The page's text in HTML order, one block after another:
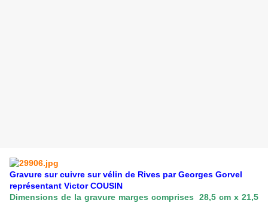
Gravure sur cuivre sur vélin de Rives par Georges Gorvel
représentant Victor COUSIN
Dimensions de la gravure marges comprises 28,5 cm x 21,5